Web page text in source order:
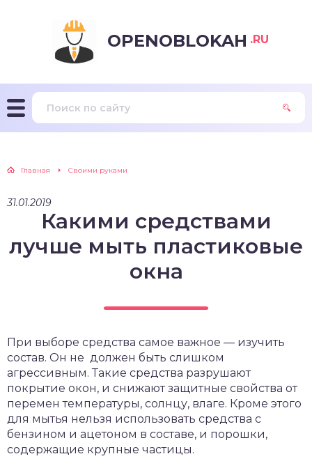
OPENOBLOKAH .RU
Главная Своими руками
31.01.2019
Какими средствами
лучше мыть пластиковые
окна
При выборе средства самое важное — изучить
состав. Он не должен быть слишком
агрессивным. Такие средства разрушают
покрытие окон, и снижают защитные свойства от
перемен температуры, солнцу, влаге. Кроме этого
для мытья нельзя использовать средства с
бензином и ацетоном в составе, и порошки,
содержащие крупные частицы.